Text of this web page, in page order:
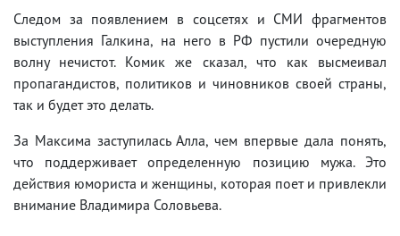
Следом за появлением в соцсетях и СМИ фрагментов
выступления Галкина, на него в РФ пустили очередную
волну нечистот. Комик же сказал, что как высмеивал
пропагандистов, политиков и чиновников своей страны,
так и будет это делать.
За Максима заступилась Алла, чем впервые дала понять,
что поддерживает определенную позицию мужа. Это
действия юмориста и женщины, которая поет и привлекли
внимание Владимира Соловьева.